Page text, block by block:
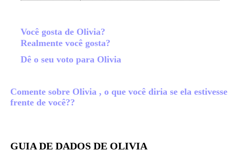
Você gosta de Olivia?
Realmente você gosta?
Dê o seu voto para Olivia
Comente sobre Olivia , o que você diria se ela estivesse
frente de você??
GUIA DE DADOS DE OLIVIA